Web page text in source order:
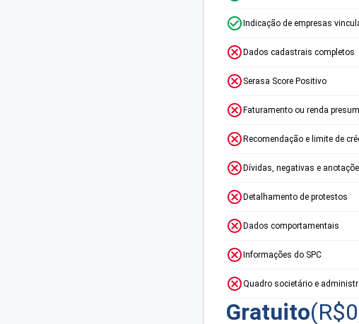
Indicação de empresas
Dados cadastrais completos
Serasa Score Positivo
Faturamento ou renda
Recomendação e limite de
Dívidas, negativas e
Detalhamento de protestos
Dados comportamentais
Informações do SPC
Quadro societário e
Gratuito(R$